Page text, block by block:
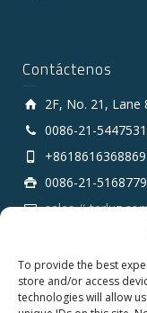
To provide the best
store and/or access
technologies will allow
Contáctenos
2F, No. 21, Lane
0086-21-
+8618616368869
0086-21-
sales #